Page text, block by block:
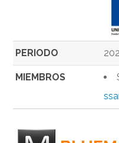
PERIODO
MIEMBROS